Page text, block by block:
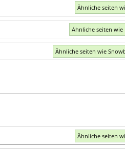
Ähnliche seiten
Ähnliche seiten wie
Ähnliche seiten wie
Ähnliche seiten